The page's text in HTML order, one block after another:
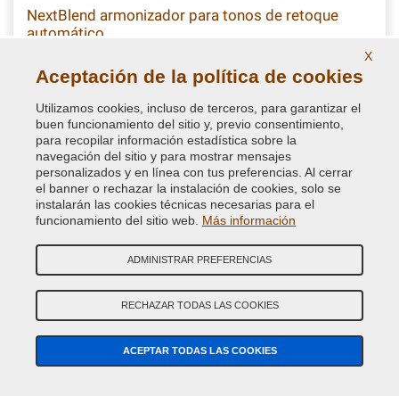
NextBlend armonizador para tonos de retoque
automático
Disolvente armonizador en spray para tonos para
homogeneizar el repintado de las partes de la carrocería y pulir
perfectamente la superficie coloreada, imprescindible en el
retoque del automóvill
IVA incluido
VUESTRA RESEÑAS
X
Aceptación de la política de cookies
Utilizamos cookies, incluso de terceros, para garantizar el
buen funcionamiento del sitio y, previo consentimiento,
para recopilar información estadística sobre la
navegación del sitio y para mostrar mensajes
personalizados y en línea con tus preferencias. Al cerrar
el banner o rechazar la instalación de cookies, solo se
instalarán las cookies técnicas necesarias para el
funcionamiento del sitio web. Más información
ADMINISTRAR PREFERENCIAS
RECHAZAR TODAS LAS COOKIES
ACEPTAR TODAS LAS COOKIES